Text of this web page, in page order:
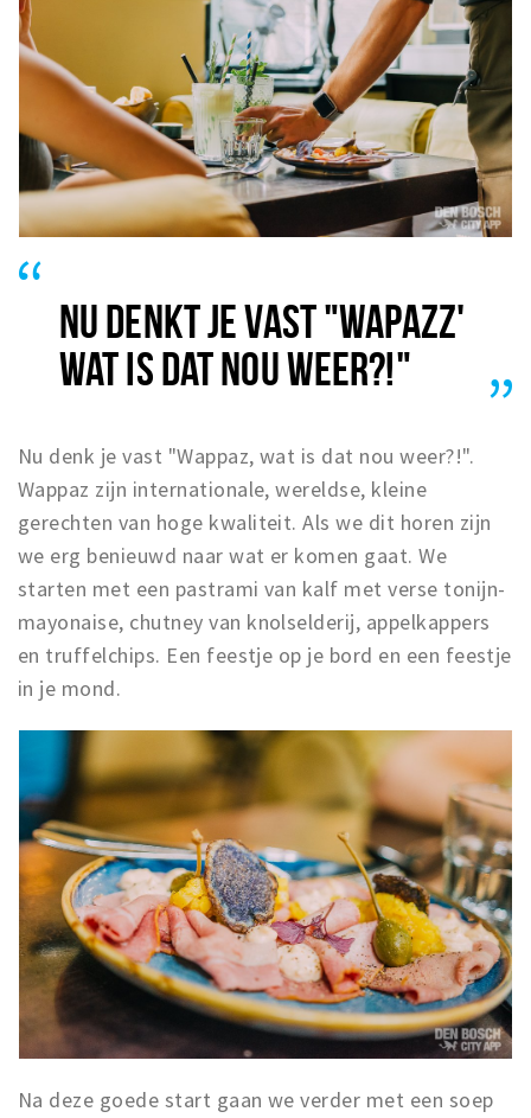
NU DENKT JE VAST "WAPAZZ'
WAT IS DAT NOU WEER?!"
Nu denk je vast "Wappaz, wat is dat nou weer?!".
Wappaz zijn internationale, wereldse, kleine
gerechten van hoge kwaliteit. Als we dit horen zijn
we erg benieuwd naar wat er komen gaat. We
starten met een pastrami van kalf met verse tonijn-
mayonaise, chutney van knolselderij, appelkappers
en truffelchips. Een feestje op je bord en een feestje
in je mond.
Na deze goede start gaan we verder met een soep